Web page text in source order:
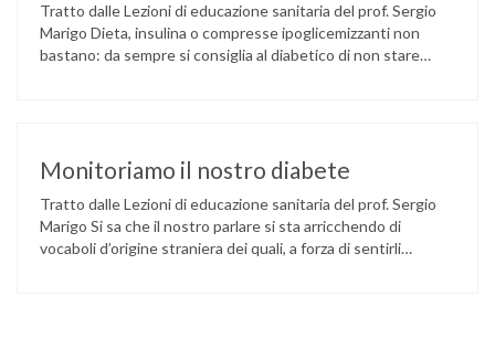
Tratto dalle Lezioni di educazione sanitaria del prof. Sergio
Marigo Dieta, insulina o compresse ipoglicemizzanti non
bastano: da sempre si consiglia al diabetico di non stare
Monitoriamo il nostro diabete
Tratto dalle Lezioni di educazione sanitaria del prof. Sergio
Marigo Si sa che il nostro parlare si sta arricchendo di
vocaboli d’origine straniera dei quali, a forza di sentirli